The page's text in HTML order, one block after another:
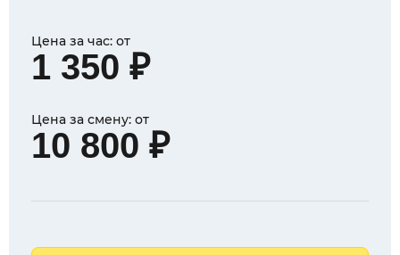
Цена за час: от
1 350 ₽
Цена за смену: от
10 800 ₽